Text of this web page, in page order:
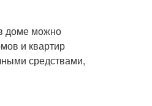
доме можно
и квартир
средствами,